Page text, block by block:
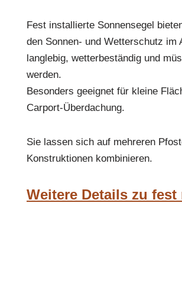
Fest installierte Sonnensegel
den Sonnen- und Wetterschutz im
langlebig, wetterbeständig und
werden.
Besonders geeignet für kleine
Carport-Überdachung.
Sie lassen sich auf mehreren
Konstruktionen kombinieren.
Weitere Details zu